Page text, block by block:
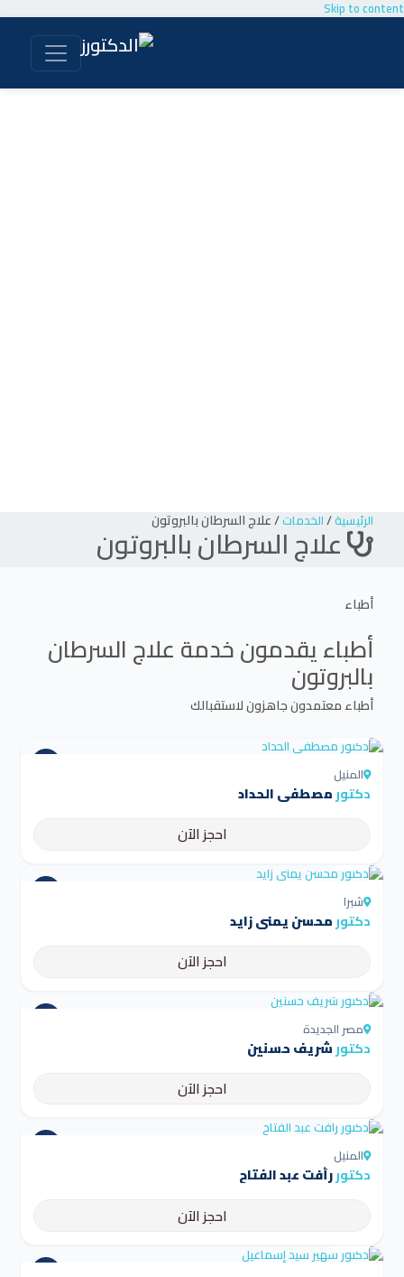
Skip to content
الرئيسية/الخدمات/علاج السرطان بالبروتون
علاج السرطان بالبروتون
أطباء
أطباء يقدمون خدمةعلاج السرطان
بالبروتون
أطباء معتمدون جاهزون لاستقبالك
المنيل
دكتورمصطفى الحداد
احجز الآن
شبرا
دكتورمحسن يمني زايد
احجز الآن
مصر الجديدة
دكتورشريف حسنين
احجز الآن
المنيل
دكتوررأفت عبد الفتاح
احجز الآن